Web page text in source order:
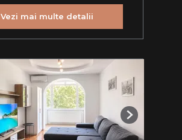
Vezi mai multe detalii
Next